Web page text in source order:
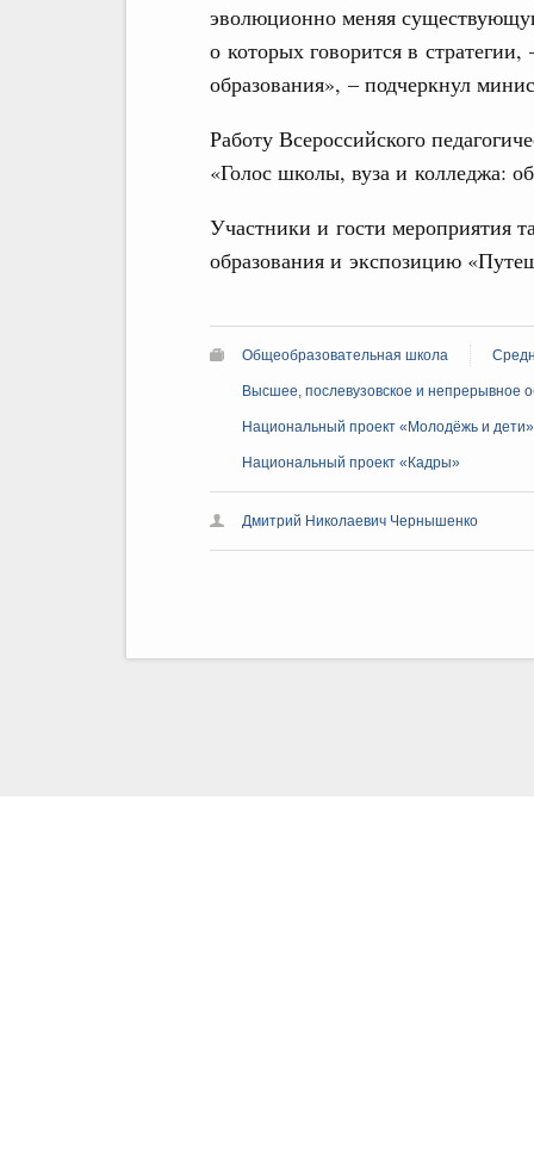
эволюционно меняя
о которых говорится в
образования», – подчеркнул
Работу Всероссийского
«Голос школы, вуза и колледжа:
Участники и гости мероприятия
образования и экспозицию
Общеобразовательная школа
Высшее, послевузовское и непрерывное
Национальный проект «Молодёжь и дети»
Национальный проект «Кадры»
Дмитрий Николаевич Чернышенко